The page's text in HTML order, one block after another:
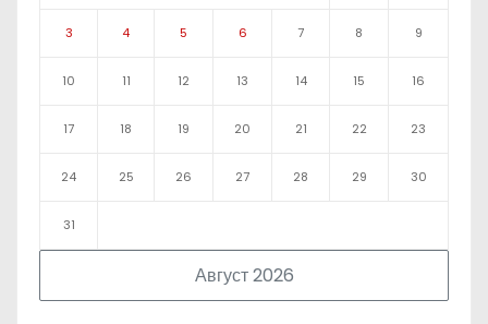
Август 2026
3 4 5 6 7 8 9
10 11 12 13 14 15 16
17 18 19 20 21 22 23
24 25 26 27 28 29 30
31